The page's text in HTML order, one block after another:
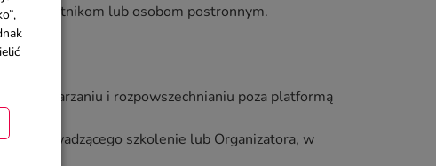
Uczestnikom lub osobom postronnym.
przetwarzaniu i rozpowszechnianiu poza platformą
prowadzącego szkolenie lub Organizatora, w